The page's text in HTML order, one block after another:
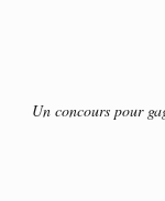
Un concours pour